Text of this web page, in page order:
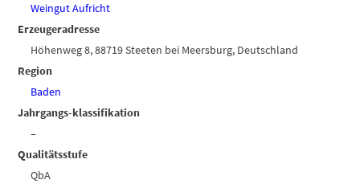
Weingut Aufricht
Erzeugeradresse
Höhenweg 8, 88719 Steeten bei Meersburg, Deutschland
Region
Baden
Jahrgangs-klassifikation
–
Qualitätsstufe
QbA